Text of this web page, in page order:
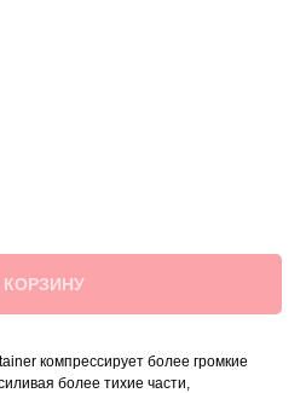
КОРЗИНУ
компрессирует более громкие
более тихие части,